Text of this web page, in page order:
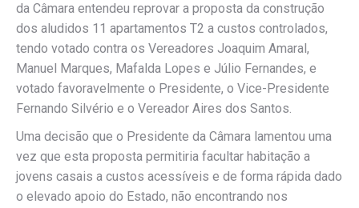
da Câmara entendeu reprovar a proposta da construção
dos aludidos 11 apartamentos T2 a custos controlados,
tendo votado contra os Vereadores Joaquim Amaral,
Manuel Marques, Mafalda Lopes e Júlio Fernandes, e
votado favoravelmente o Presidente, o Vice-Presidente
Fernando Silvério e o Vereador Aires dos Santos.
Uma decisão que o Presidente da Câmara lamentou uma
vez que esta proposta permitiria facultar habitação a
jovens casais a custos acessíveis e de forma rápida dado
o elevado apoio do Estado, não encontrando nos